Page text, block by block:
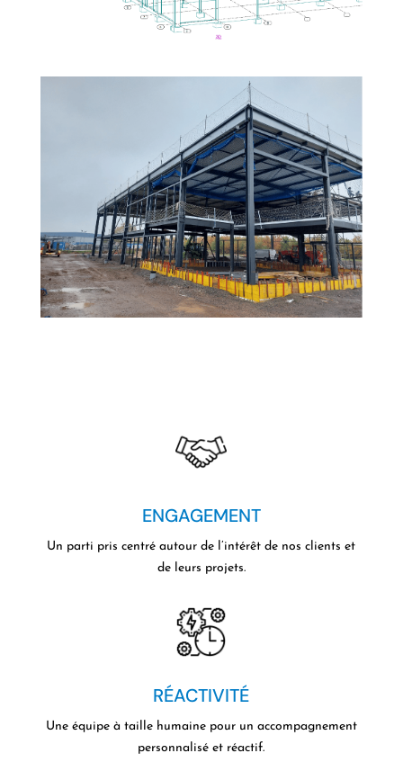
ENGAGEMENT
Un parti pris centré autourde l’intérêt de nos clients et
de leurs projets.
RÉACTIVITÉ
Une équipe à taille humaine pour un accompagnement
personnalisé et réactif.